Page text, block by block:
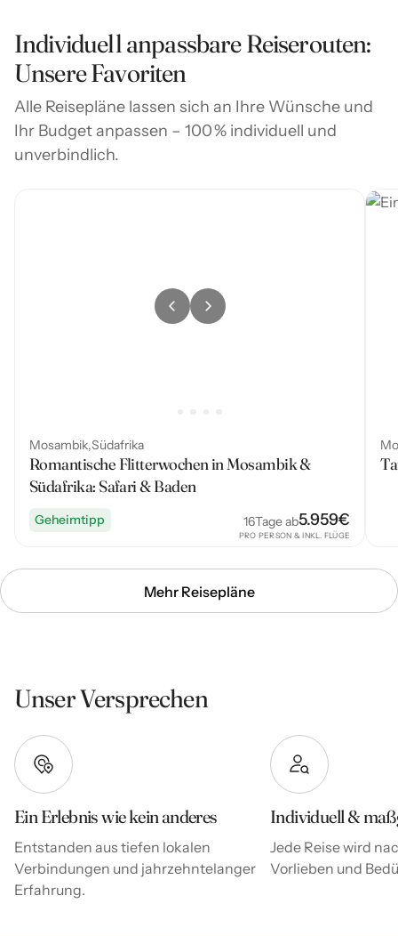
• Bootstouren bei Sonnenauf- oder untergang
• Marktbesuche, lokale Küche, Dorfspaziergänge
Die Stadt Vilanculos liegt wenige Kilometer
landeinwärts von der Bucht.
Riffhaie und gelegentlich sogar Dugongs.
Individuell anpassbare Reiserouten:
Unsere Favoriten
Alle Reisepläne lassen sich an Ihre Wünsche und
Ihr Budget anpassen – 100 % individuell und
unverbindlich.
Mosambik Südafrika
Romantische Flitterwochen in Mosambik &
Südafrika: Safari & Baden
Geheimtipp 16Tage ab5.959€
PRO PERSON & INKL. FLÜGE
Mehr Reisepläne
Unser Versprechen
Ein Erlebnis wie kein anderes
Entstanden aus tiefen lokalen
Verbindungen und jahrzehntelanger
Erfahrung.
Individuell &
Jede Reise wird
Vorlieben und